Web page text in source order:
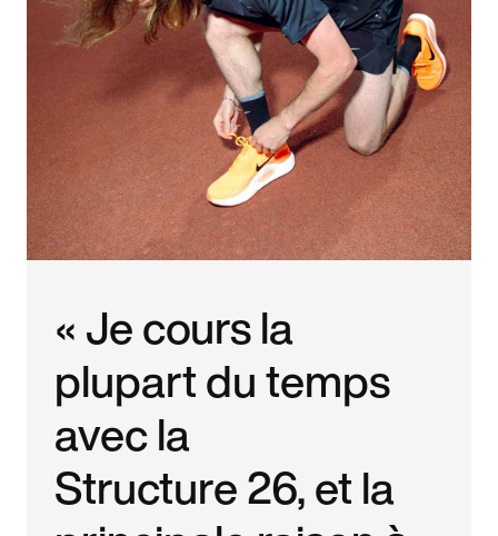
« Je cours la
plupart du temps
avec la
Structure 26, et la